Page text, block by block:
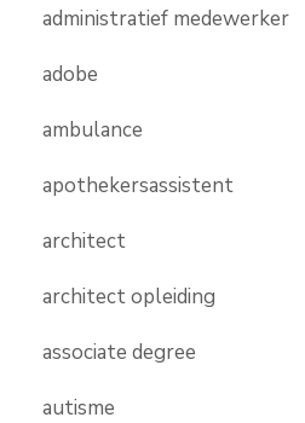
administratief medewerker
adobe
ambulance
apothekersassistent
architect
architect opleiding
associate degree
autisme